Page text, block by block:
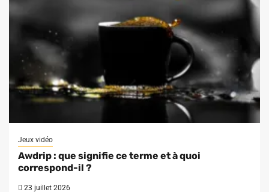
Jeux vidéo
Awdrip : que signifie ce terme et à quoi
correspond-il ?
23 juillet 2026